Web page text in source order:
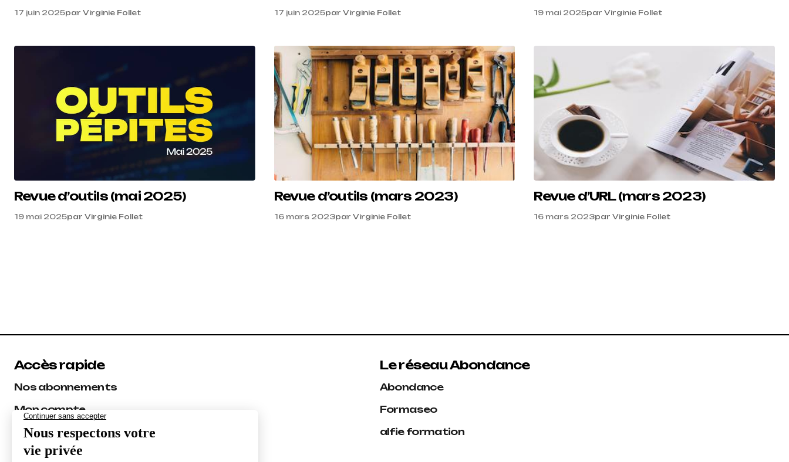
17 juin 2025par Virginie Follet 17 juin 2025par Virginie Follet 19 mai 2025par Virginie Follet
Revue d’outils (mai 2025)
19 mai 2025par Virginie Follet
Revue d’outils (mars 2023)
16 mars 2023par Virginie Follet
Revue d’URL (mars 2023)
16 mars 2023par Virginie Follet
Accès rapide
Nos abonnements
Mon compte
Les experts Réacteur
Audit SEO
Le réseau Abondance
Abondance
Formaseo
alfie formation